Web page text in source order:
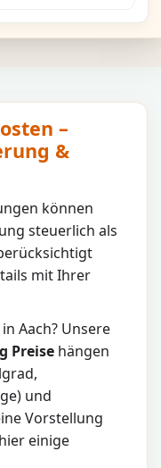
–
&
können
steuerlich als
mit Ihrer
Aach? Unsere
Preise hängen
und
Vorstellung
einige